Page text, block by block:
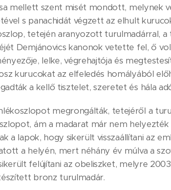
mellett szent misét mondott, melynek
s panachidát végzett az elhult
tetején aranyozott turulmadárral, a
Demjánovics kanonok vetette fel, ő
lelke, végrehajtója és
kurucokat az elfeledés homályából
a kellő tisztelet, szeretet és hála
megrongálták, tetejéről a
ám a madarat már nem helyezték
a lapok, hogy sikerült visszaállítani az
a helyén, mert néhány év múlva a
felújítani az obeliszket, melyre
bronz turulmadár.